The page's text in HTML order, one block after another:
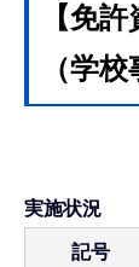
【免
（学
実施状況
記号